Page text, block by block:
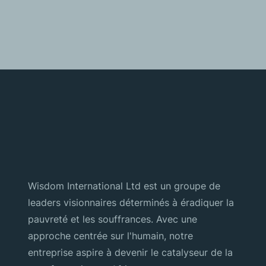
Wisdom International Ltd est un groupe de
leaders visionnaires déterminés à éradiquer la
pauvreté et les souffrances. Avec une
approche centrée sur l'humain, notre
entreprise aspire à devenir le catalyseur de la